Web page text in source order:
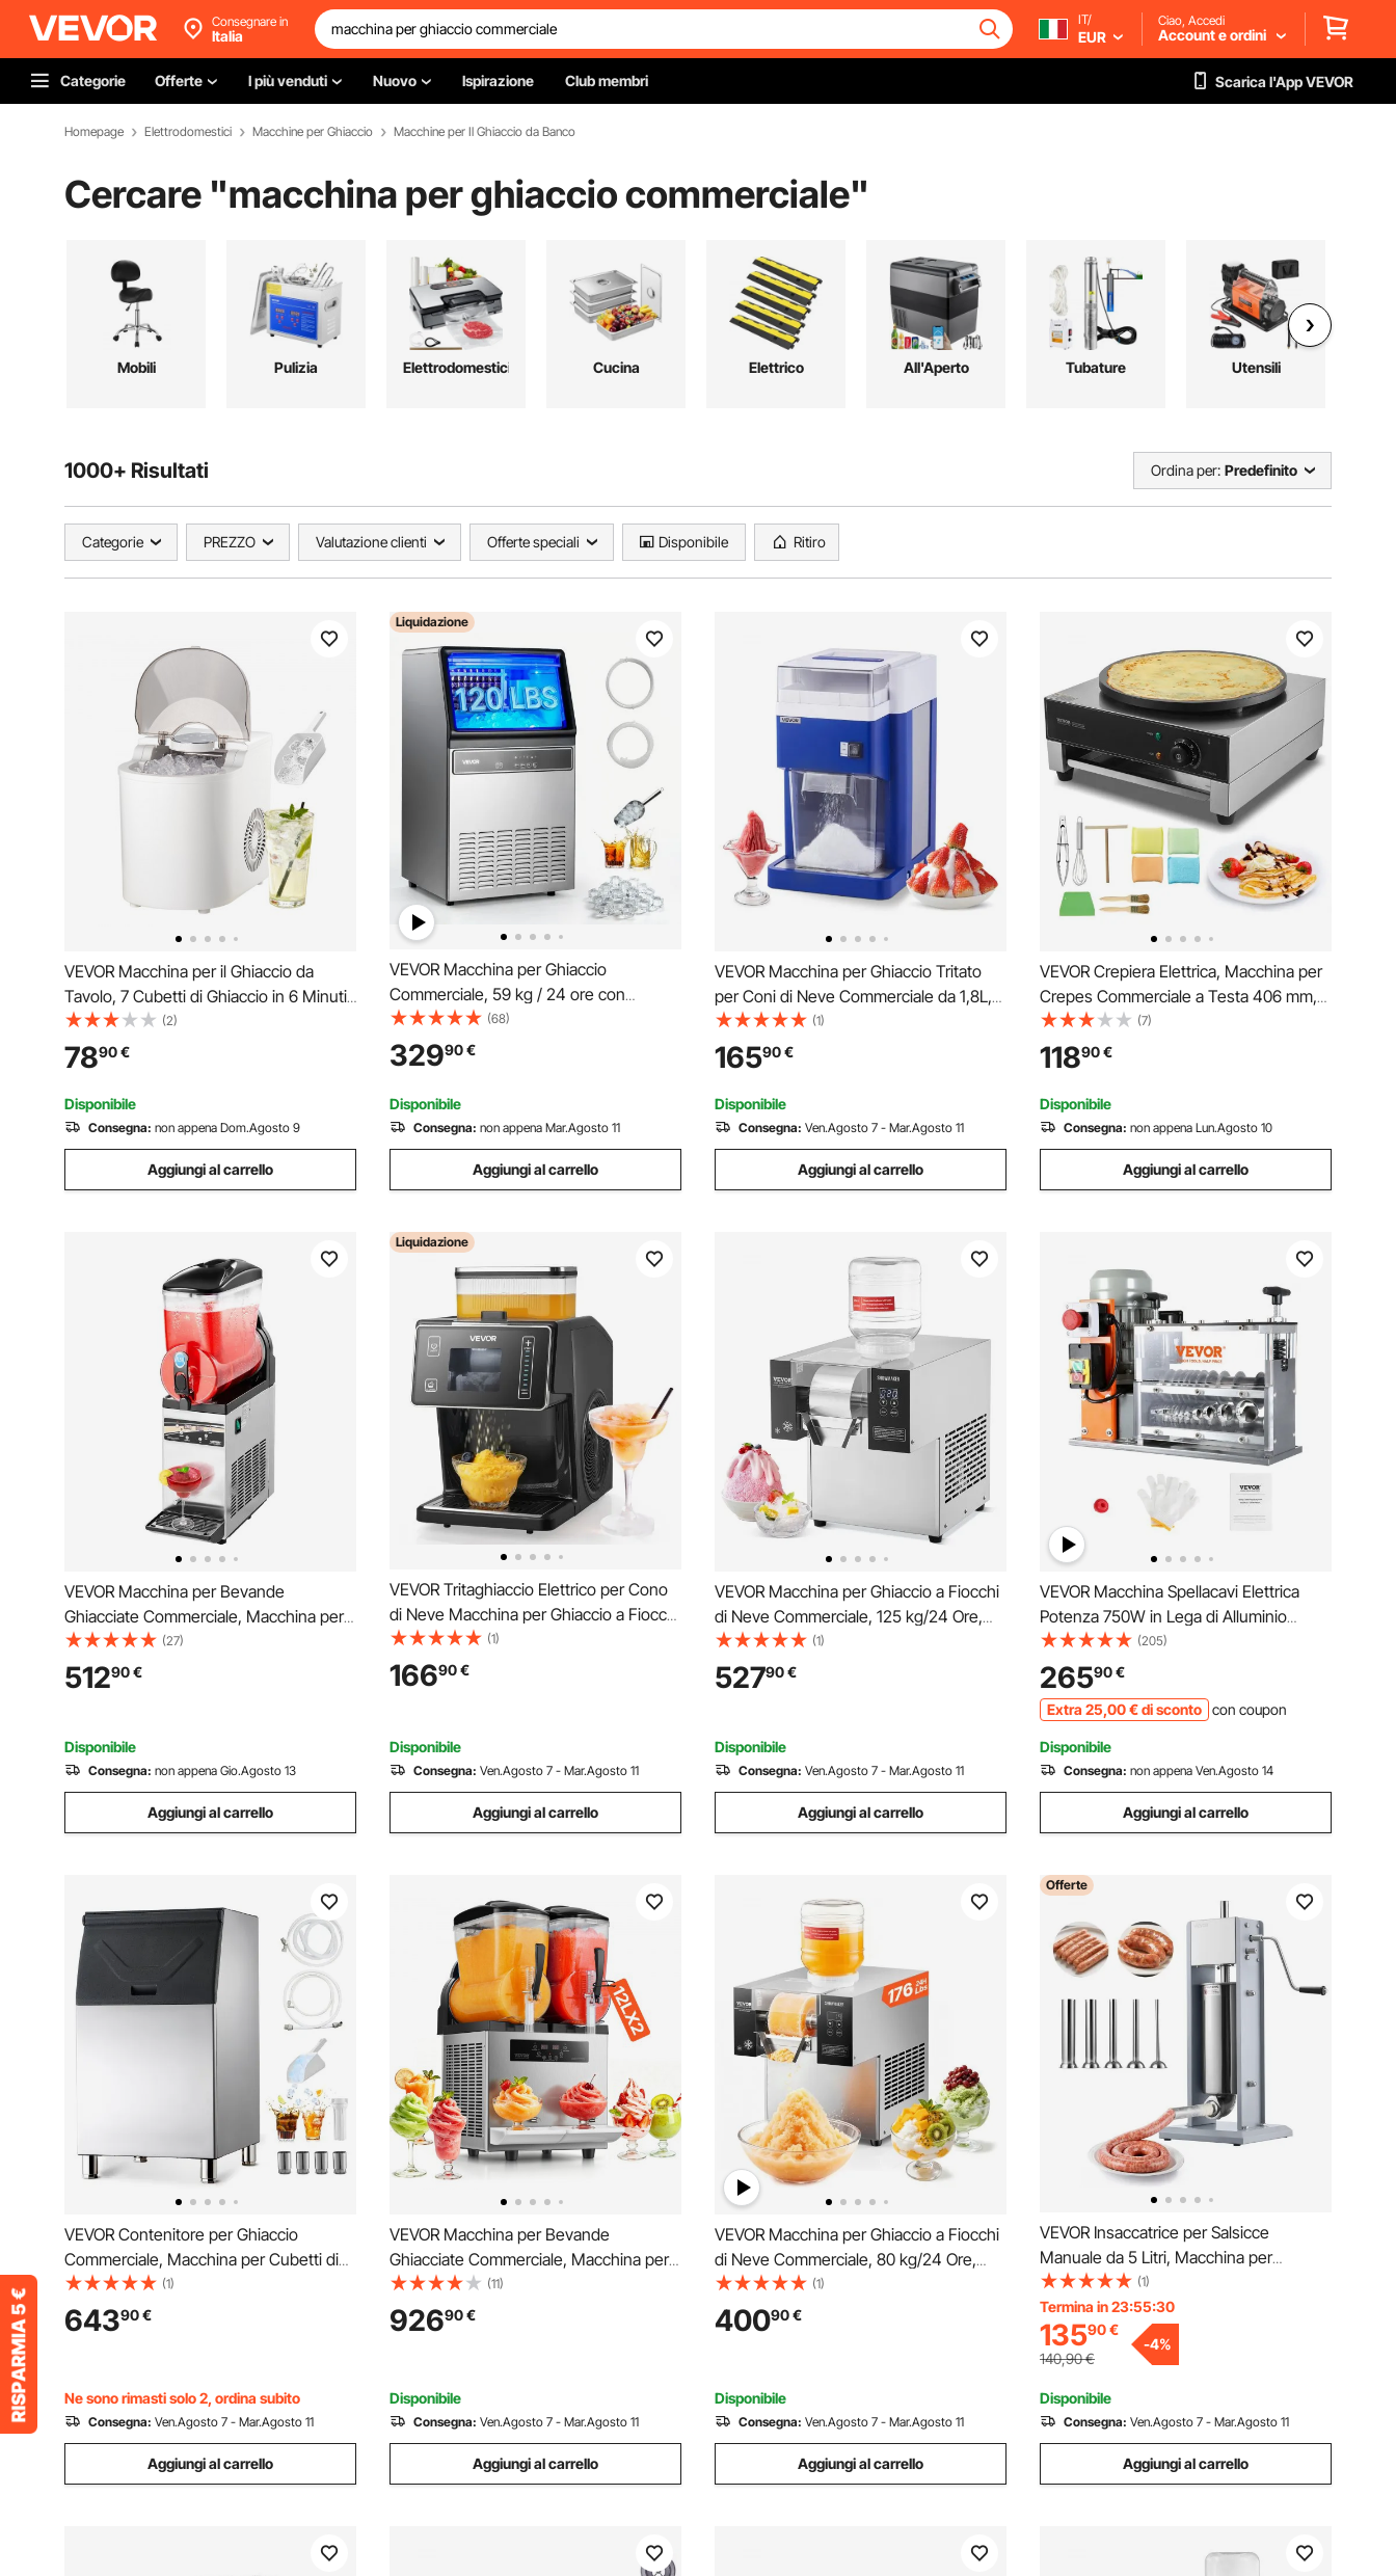
Consegnare in
Italia
IT/
EUR
Ciao, Accedi
Account e ordini
Categorie Offerte I più venduti Nuovo Ispirazione Club membri Scarica l'App VEVOR
Homepage Elettrodomestici Macchine per Ghiaccio Macchine per Il Ghiaccio da Banco
Cercare "macchina per ghiaccio commerciale"
Mobili Pulizia Elettrodomestici Cucina Elettrico All'Aperto Tubature Utensili
1000+ Risultati Ordina per: Predefinito
Categorie PREZZO Valutazione clienti Offerte speciali Disponibile Ritiro
VEVOR Macchina per il Ghiaccio da
Tavolo, 7 Cubetti di Ghiaccio in 6 Minuti,
11,8 kg al Giorno, Macchina Autopulente
con Paletta, con 2 Dimensioni Raccolto
per Casa, Cucina, Ufficio, Bar, Feste
(2)
7890€
Disponibile
Consegna: non appena Dom.Agosto 9
Aggiungi al carrello
Liquidazione
VEVOR Macchina per Ghiaccio
Commerciale, 59 kg / 24 ore con
Capacità di Stoccaggio 8,6-15kg, 45
Cubetti per Ciclo, Macchina per Ghiaccio
Sottobanco in Acciaio Inox con Display a
LED, Autopulente, Bar
(68)
32990€
Disponibile
Consegna: non appena Mar.Agosto 11
Aggiungi al carrello
VEVOR Macchina per Ghiaccio Tritato
per Coni di Neve Commerciale da 1,8L,
Tritaghiaccio per Coni di Neve Fine
Soffice con Motore da 300 W Lame in
Acciaio Inox, Tritaghiaccio per
Preparazione Dolci
(1)
16590€
Disponibile
Consegna: Ven.Agosto 7 - Mar.Agosto 11
Aggiungi al carrello
VEVOR Crepiera Elettrica, Macchina per
Crepes Commerciale a Testa 406 mm,
Piastra Crepes Piastra Piana 3000 W,
Macchina in Acciaio Inox Antiaderente,
Fornello Circolare, Controllo per
Temperatura
(7)
11890€
Disponibile
Consegna: non appena Lun.Agosto 10
Aggiungi al carrello
VEVOR Macchina per Bevande
Ghiacciate Commerciale, Macchina per
Bevande Fredde da 15 Litri Drink Frullati
Margarita in Acciaio Inox, Frullatore per
Slush per Feste Ristoranti, Caffetterie,
(27)
51290€
Disponibile
Consegna: non appena Gio.Agosto 13
Aggiungi al carrello
Liquidazione
VEVOR Tritaghiaccio Elettrico per Cono
di Neve Macchina per Ghiaccio a Fiocchi
di Neve da 20 kg/giorno, Tritaghiaccio
con Lama in Acciaio Inox, Macchina
Elettrica con Serbatoio da 0,8L, 170 W
(1)
16690€
Disponibile
Consegna: Ven.Agosto 7 - Mar.Agosto 11
Aggiungi al carrello
VEVOR Macchina per Ghiaccio a Fiocchi
di Neve Commerciale, 125 kg/24 Ore,
Macchina per Ghiaccio Tritato in Acciaio
Inox, Sistema di Raffreddamento ad Aria
per Dissipazione Calore, per Panetteria,
(1)
52790€
Disponibile
Consegna: Ven.Agosto 7 - Mar.Agosto 11
Aggiungi al carrello
VEVOR Macchina Spellacavi Elettrica
Potenza 750W in Lega di Alluminio
Calibro tra 1,5-32 mm, Macchinetta
Spellafili Elettrica per Cablaggio Cavi
Elettrici 48 x 30 x 38cm, Macchina
Elettrica Spellacavi
(205)
26590€
Extra 25,00€di sconto con coupon
Disponibile
Consegna: non appena Ven.Agosto 14
Aggiungi al carrello
VEVOR Contenitore per Ghiaccio
Commerciale, Macchina per Cubetti di
Ghiaccio, Capacità 136 kg, in Acciaio
Inox con Piedini in Gomma Antiscivolo
Regolabili, per Ristoranti, Negozi di
(1)
64390€
Ne sono rimasti solo 2, ordina subito
Consegna: Ven.Agosto 7 - Mar.Agosto 11
Aggiungi al carrello
VEVOR Macchina per Bevande
Ghiacciate Commerciale, Macchina per
Bevande Fredde a Doppio Serbatoio 2 x
12 Litri, Macchina per Bevande Smoothie
Drink in Acciaio Inox da Bar Ristorante
(11)
92690€
Disponibile
Consegna: Ven.Agosto 7 - Mar.Agosto 11
Aggiungi al carrello
VEVOR Macchina per Ghiaccio a Fiocchi
di Neve Commerciale, 80 kg/24 Ore,
Macchina per Ghiaccio Tritato in Acciaio
Inox, Sistema di Raffreddamento ad Aria
per Dissipazione Calore, per Panetteria,
(1)
40090€
Disponibile
Consegna: Ven.Agosto 7 - Mar.Agosto 11
Aggiungi al carrello
Offerte
VEVOR Insaccatrice per Salsicce
Manuale da 5 Litri, Macchina per
Insaccatura Verticale con Due Velocità e
5 Tubi di Riempimento e Maniglia, in
Acciaio Inossidabile per Uso
Commerciale Domestico
(1)
Termina in 23:55:29
13590€
140,90€
-4%
Disponibile
Consegna: Ven.Agosto 7 - Mar.Agosto 11
Aggiungi al carrello